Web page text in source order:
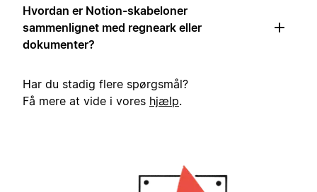
Hvordan er Notion-skabeloner
sammenlignet med regneark eller
dokumenter?
Har du stadig flere spørgsmål?
Få mere at vide i vores hjælp.